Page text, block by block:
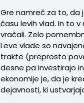
Gre namreč za to, da
času levih vlad. In to
vračali. Zelo
Leve vlade so
trakte (preprosto
desne pa investirajo
ekonomije je, da je
dejavnosti, ki